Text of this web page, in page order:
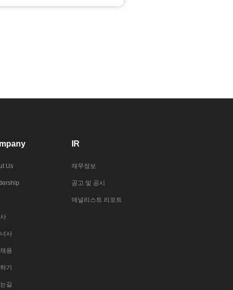
Us
사
용
기
길
IR
재무정보
공고 및 공시
애널리스트 리포트